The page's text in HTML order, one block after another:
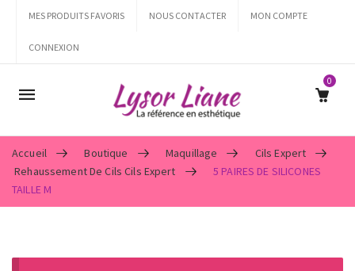
MES PRODUITS FAVORIS NOUS CONTACTER MON COMPTE
CONNEXION
Mobile
0
Accueil Boutique Maquillage
Cils Expert
Rehaussement De Cils Cils Expert
5 PAIRES DE SILICONES
TAILLE M